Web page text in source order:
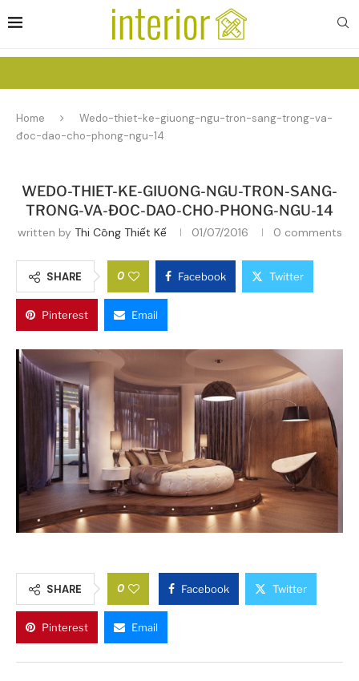
Home
Wedo-thiet-ke-giuong-ngu-tron-sang-trong-va-
đoc-dao-cho-phong-ngu-14
WEDO-THIET-KE-GIUONG-NGU-TRON-SANG-
TRONG-VA-ĐOC-DAO-CHO-PHONG-NGU-14
written by Thi Công Thiết Kế 01/07/2016 0 comments
SHARE 0 Facebook Twitter
Pinterest Email
SHARE 0 Facebook Twitter
Pinterest Email